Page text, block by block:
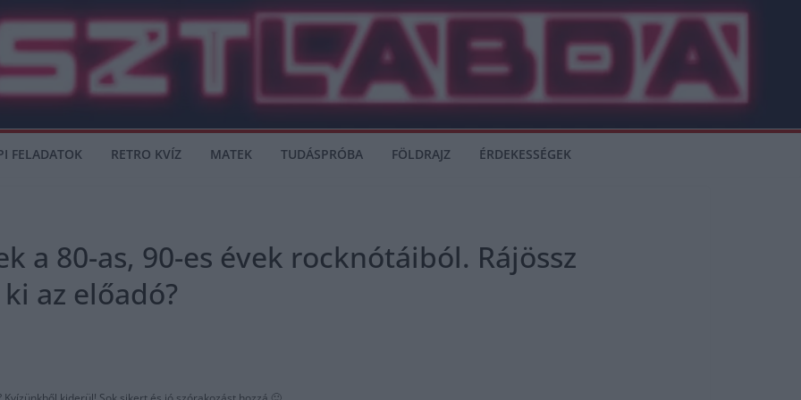
FELADATOK RETRO KVÍZ MATEK TUDÁSPRÓBA FÖLDRAJZ ÉRDEKESSÉGEK
a 80-as, 90-es évek rocknótáiból. Rájössz
az előadó?